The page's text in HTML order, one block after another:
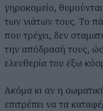
γηροκομείο,
των νιάτων τους. Το
που τρέχει, δεν
την απόδρασή τους,
ελευθερία του έξω
Ακόμα κι αν η
επιτρέπει να τα